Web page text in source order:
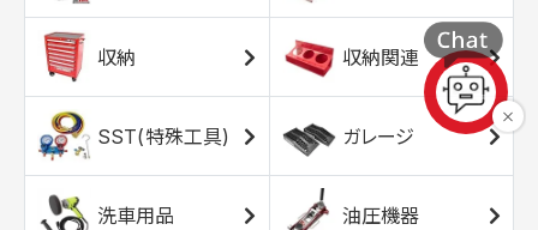
収納 収納関連
SST(特殊工具) ガレージ
洗車用品 油圧機器